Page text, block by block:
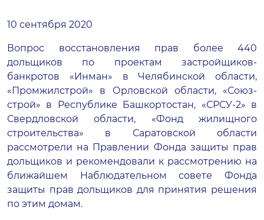
10 сентября 2020
Вопрос восстановления прав более 440
дольщиков по проектам застройщиков-
банкротов «Инман» в Челябинской области,
«Промжилстрой» в Орловской области, «Союз-
строй» в Республике Башкортостан, «СРСУ-2» в
Свердловской области, «Фонд жилищного
строительства» в Саратовской области
рассмотрели на Правлении Фонда защиты прав
дольщиков и рекомендовали к рассмотрению на
ближайшем Наблюдательном совете Фонда
защиты прав дольщиков для принятия решения
по этим домам.